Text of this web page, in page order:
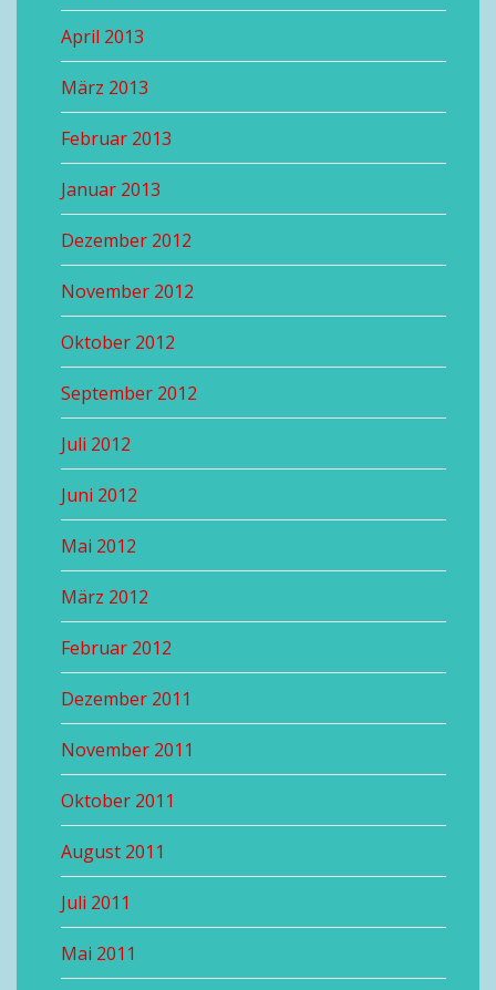
April 2013
März 2013
Februar 2013
Januar 2013
Dezember 2012
November 2012
Oktober 2012
September 2012
Juli 2012
Juni 2012
Mai 2012
März 2012
Februar 2012
Dezember 2011
November 2011
Oktober 2011
August 2011
Juli 2011
Mai 2011